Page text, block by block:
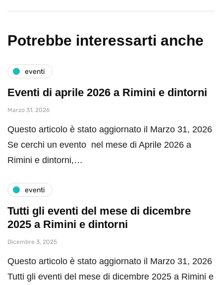
Potrebbe interessarti anche
eventi
Eventi di aprile 2026 a Rimini e dintorni
Marzo 31, 2026
Questo articolo è stato aggiornato il Marzo 31, 2026
Se cerchi un evento nel mese di Aprile 2026 a
Rimini e dintorni,…
eventi
Tutti gli eventi del mese di dicembre
2025 a Rimini e dintorni
Dicembre 3, 2025
Questo articolo è stato aggiornato il Marzo 31, 2026
Tutti gli eventi del mese di dicembre 2025 a Rimini e